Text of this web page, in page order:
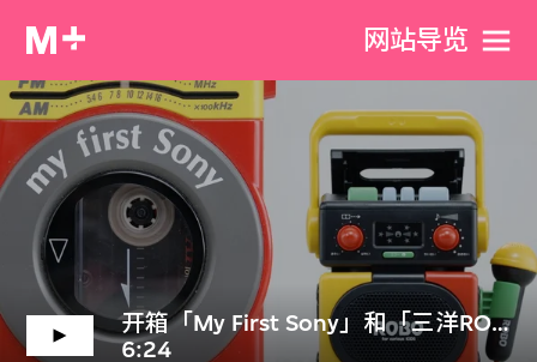
网站导览
开箱「My First Sony」和「三洋ROBO」
6:24